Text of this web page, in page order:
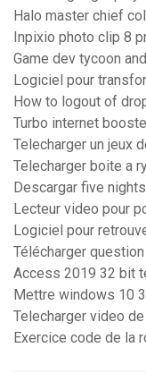
Halo master chief
Inpixio photo clip 8
Game dev tycoon
Logiciel pour
How to logout of
Turbo internet
Telecharger un jeux
Telecharger boite a
Descargar five
Lecteur video pour
Logiciel pour
Télécharger
Access 2019 32 bit
Mettre windows 10
Telecharger video
Exercice code de la